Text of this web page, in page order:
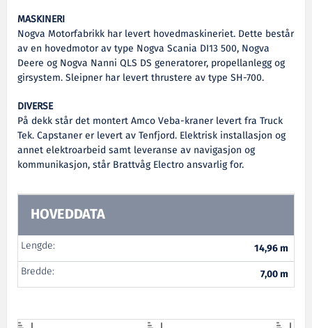
MASKINERI
Nogva Motorfabrikk har levert hovedmaskineriet. Dette består
av en hovedmotor av type Nogva Scania DI13 500, Nogva
Deere og Nogva Nanni QLS DS generatorer, propellanlegg og
girsystem. Sleipner har levert thrustere av type SH-700.
DIVERSE
På dekk står det montert Amco Veba-kraner levert fra Truck
Tek. Capstaner er levert av Tenfjord. Elektrisk installasjon og
annet elektroarbeid samt leveranse av navigasjon og
kommunikasjon, står Brattvåg Electro ansvarlig for.
HOVEDDATA
Lengde:
14,96 m
Bredde:
7,00 m